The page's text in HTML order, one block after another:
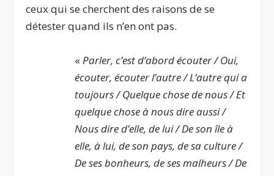
ceux qui se cherchent des raisons de se
détester quand ils n’en ont pas.
« Parler, c’est d’abord écouter / Oui,
écouter, écouter l’autre / L’autre qui a
toujours / Quelque chose de nous / Et
quelque chose à nous dire aussi /
Nous dire d’elle, de lui / De son île à
elle, à lui, de son pays, de sa culture /
De ses bonheurs, de ses malheurs / De